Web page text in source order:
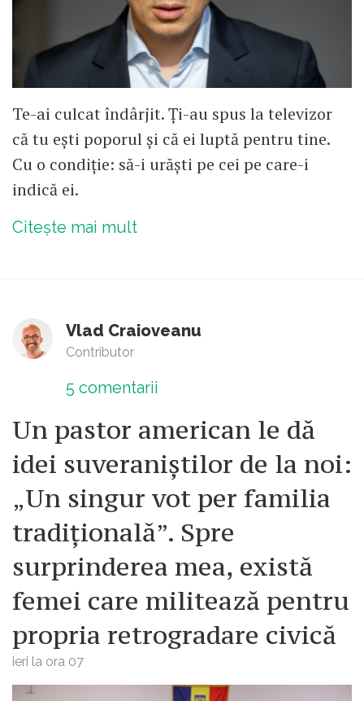
Te-ai culcat îndârjit. Ți-au spus la televizor
că tu ești poporul și că ei luptă pentru tine.
Cu o condiție: să-i urăști pe cei pe care-i
indică ei.
Citește mai mult
Vlad Craioveanu
Contributor
5 comentarii
Un pastor american le dă
idei suveraniștilor de la noi:
„Un singur vot per familia
tradițională”. Spre
surprinderea mea, există
femei care militează pentru
propria retrogradare civică
ieri la ora 07